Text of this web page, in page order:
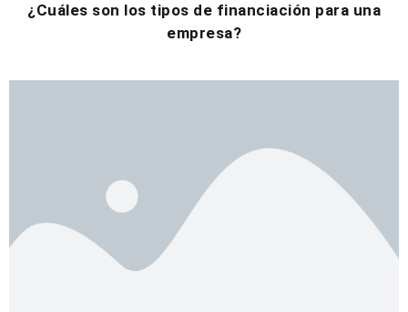
¿Cuáles son los tipos de financiación para una
empresa?